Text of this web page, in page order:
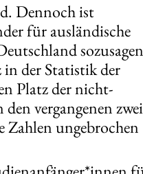
Dennoch ist
für ausländische
sozusagen
der Statistik der
Platz der nicht-
vergangenen zwei
Zahlen ungebrochen